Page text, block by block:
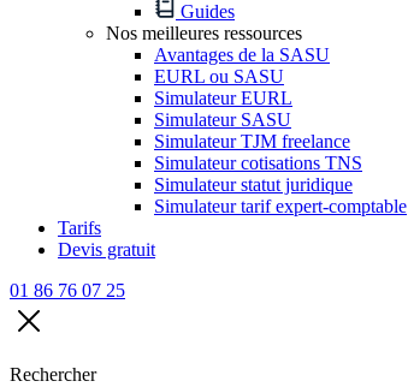
Guides
Nos meilleures ressources
Avantages de la SASU
EURL ou SASU
Simulateur EURL
Simulateur SASU
Simulateur TJM freelance
Simulateur cotisations TNS
Simulateur statut juridique
Simulateur tarif expert-comptable
Tarifs
Devis gratuit
01 86 76 07 25
Rechercher